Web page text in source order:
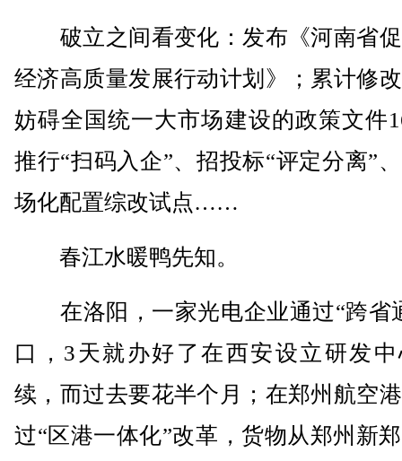
破立之间看变化：发布《河南省
经济高质量发展行动计划》；累计修
妨碍全国统一大市场建设的政策文件
推行“扫码入企”、招投标“评定分离”
场化配置综改试点……
春江水暖鸭先知。
在洛阳，一家光电企业通过“跨省
口，3天就办好了在西安设立研发
续，而过去要花半个月；在郑州航空
过“区港一体化”改革，货物从郑州新